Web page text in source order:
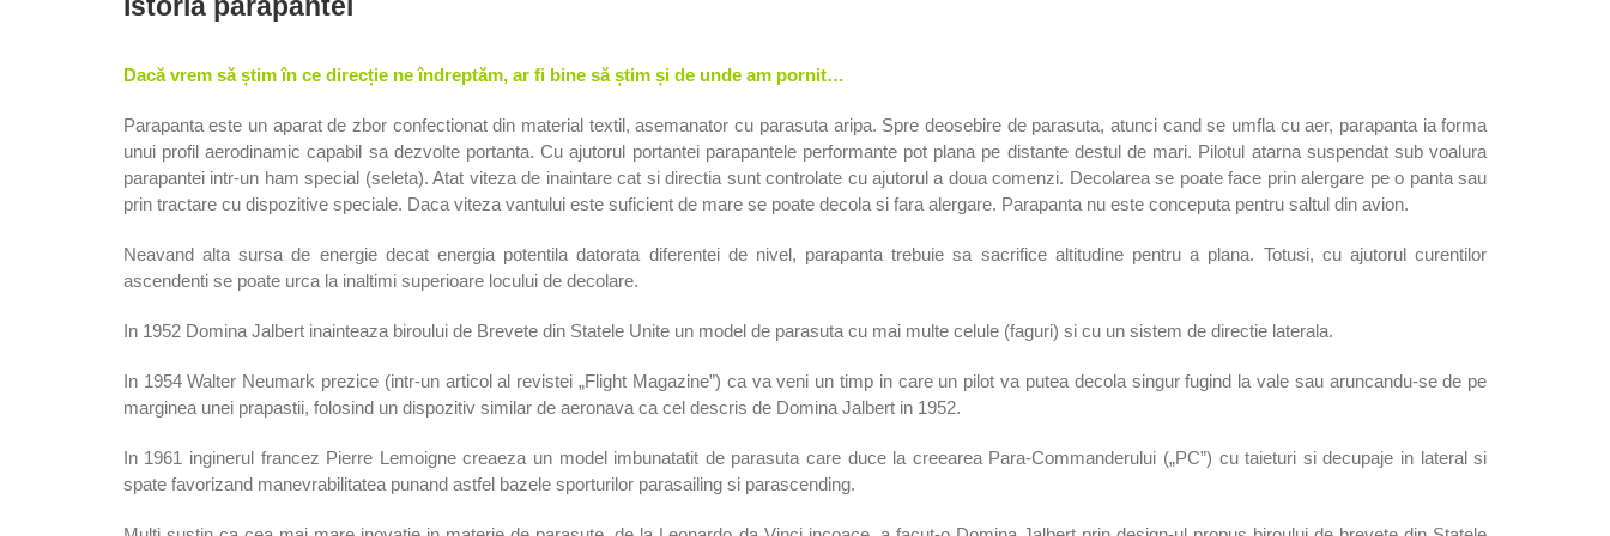
Dacă vrem să știm în ce direcție ne îndreptăm, ar fi bine să știm și de unde am pornit…
Parapanta este un aparat de zbor confectionat din material textil, asemanator cu parasuta aripa. Spre deosebire de parasuta, atunci cand se umfla cu aer, parapanta ia forma
unui profil aerodinamic capabil sa dezvolte portanta. Cu ajutorul portantei parapantele performante pot plana pe distante destul de mari. Pilotul atarna suspendat sub voalura
parapantei intr-un ham special (seleta). Atat viteza de inaintare cat si directia sunt controlate cu ajutorul a doua comenzi. Decolarea se poate face prin alergare pe o panta sau
prin tractare cu dispozitive speciale. Daca viteza vantului este suficient de mare se poate decola si fara alergare. Parapanta nu este conceputa pentru saltul din avion.
Neavand alta sursa de energie decat energia potentila datorata diferentei de nivel, parapanta trebuie sa sacrifice altitudine pentru a plana. Totusi, cu ajutorul curentilor
ascendenti se poate urca la inaltimi superioare locului de decolare.
In 1952 Domina Jalbert inainteaza biroului de Brevete din Statele Unite un model de parasuta cu mai multe celule (faguri) si cu un sistem de directie laterala.
In 1954 Walter Neumark prezice (intr-un articol al revistei „Flight Magazine”) ca va veni un timp in care un pilot va putea decola singur fugind la vale sau aruncandu-se de pe
marginea unei prapastii, folosind un dispozitiv similar de aeronava ca cel descris de Domina Jalbert in 1952.
In 1961 inginerul francez Pierre Lemoigne creaeza un model imbunatatit de parasuta care duce la creearea Para-Commanderului („PC”) cu taieturi si decupaje in lateral si
spate favorizand manevrabilitatea punand astfel bazele sporturilor parasailing si parascending.